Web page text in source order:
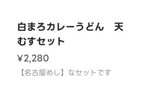
白まろカレーうどん 天
むすセット
¥2,280
【名古屋めし】なセットです